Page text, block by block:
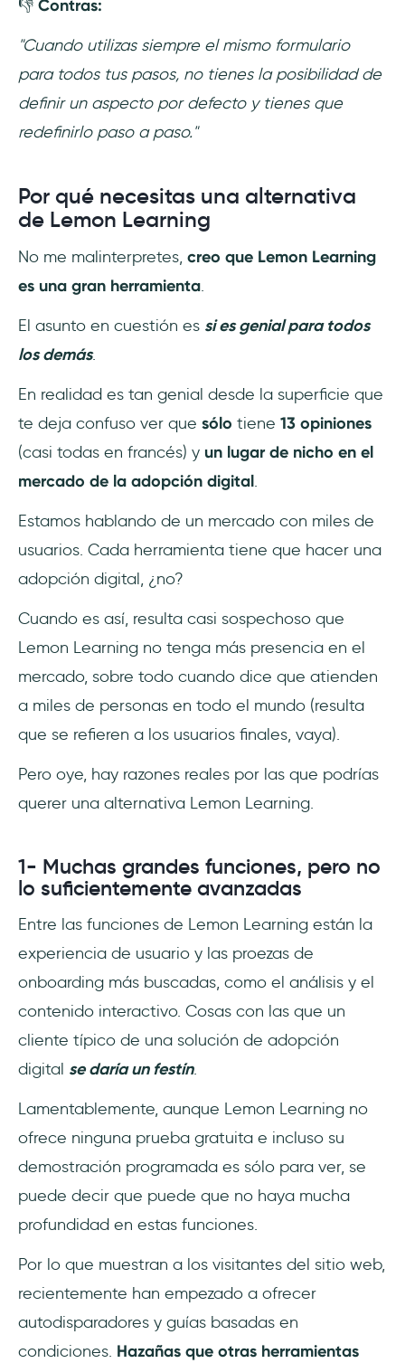
👎 Contras:
"Cuando utilizas siempre el mismo formulario
para todos tus pasos, no tienes la posibilidad de
definir un aspecto por defecto y tienes que
redefinirlo paso a paso."
Por qué necesitas una alternativa
de Lemon Learning
No me malinterpretes, creo que Lemon Learning
es una gran herramienta.
El asunto en cuestión es si es genial para todos
los demás.
En realidad es tan genial desde la superficie que
te deja confuso ver que sólo tiene 13 opiniones
(casi todas en francés) y un lugar de nicho en el
mercado de la adopción digital.
Estamos hablando de un mercado con miles de
usuarios. Cada herramienta tiene que hacer una
adopción digital, ¿no?
Cuando es así, resulta casi sospechoso que
Lemon Learning no tenga más presencia en el
mercado, sobre todo cuando dice que atienden
a miles de personas en todo el mundo (resulta
que se refieren a los usuarios finales, vaya).
Pero oye, hay razones reales por las que podrías
querer una alternativa Lemon Learning.
1- Muchas grandes funciones, pero no
lo suficientemente avanzadas
Entre las funciones de Lemon Learning están la
experiencia de usuario y las proezas de
onboarding más buscadas, como el análisis y el
contenido interactivo. Cosas con las que un
cliente típico de una solución de adopción
digital se daría un festín.
Lamentablemente, aunque Lemon Learning no
ofrece ninguna prueba gratuita e incluso su
demostración programada es sólo para ver, se
puede decir que puede que no haya mucha
profundidad en estas funciones.
Por lo que muestran a los visitantes del sitio web,
recientemente han empezado a ofrecer
autodisparadores y guías basadas en
condiciones. Hazañas que otras herramientas